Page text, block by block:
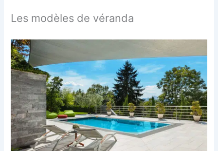
Les modèles de véranda